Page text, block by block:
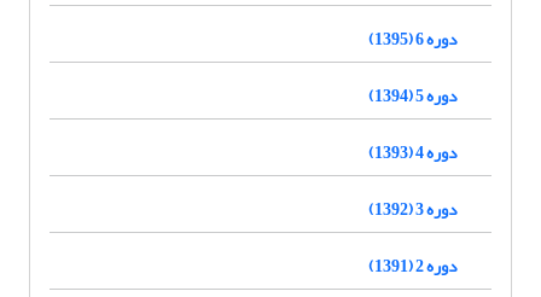
دوره 6 (1395)
دوره 5 (1394)
دوره 4 (1393)
دوره 3 (1392)
دوره 2 (1391)